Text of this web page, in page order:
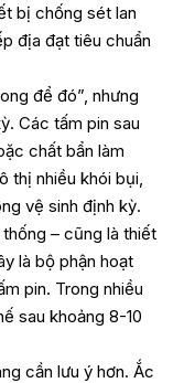
bị chống sét lan
địa đạt tiêu chuẩn
để đó”, nhưng
Các tấm pin sau
chất bẩn làm
thị nhiều khói bụi,
vệ sinh định kỳ.
– cũng là thiết
là bộ phận hoạt
pin. Trong nhiều
sau khoảng 8-10
cần lưu ý hơn. Ắc